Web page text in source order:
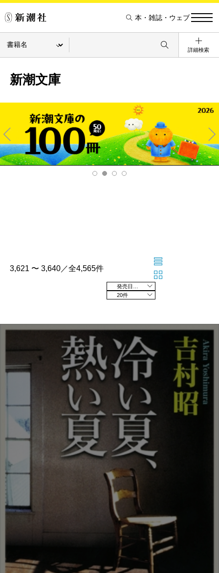
本・雑誌・ウェブ
詳細検索
新潮文庫
Pre
v
Ne
xt
3,621 〜 3,640／全4,565件
20件